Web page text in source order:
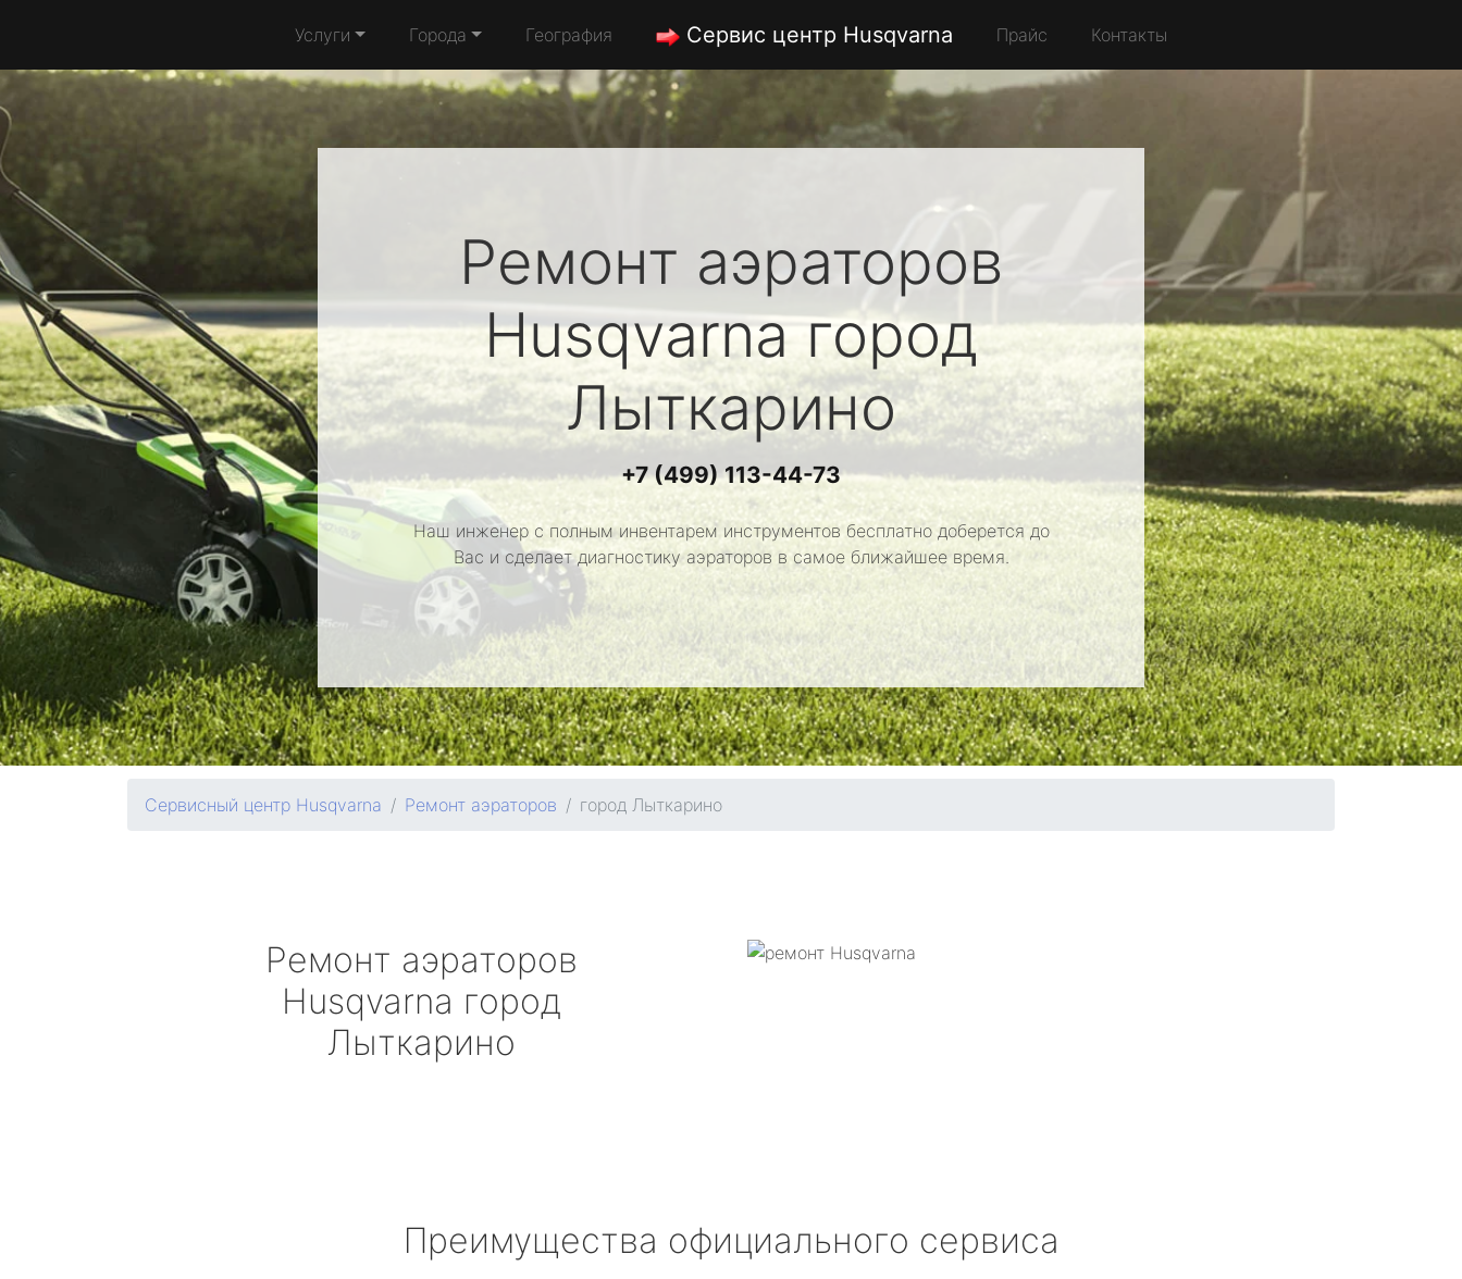
Услуги Города География Сервис центр Husqvarna Прайс Контакты
Ремонт аэраторов
Husqvarnaгород
Лыткарино
+7 (499) 113-44-73
Наш инженер с полным инвентарем инструментов бесплатно доберется до
Вас и сделает диагностику аэраторов в самое ближайшее время.
Сервисный центр Husqvarna Ремонт аэраторов город Лыткарино
Ремонт аэраторов
Husqvarna город
Лыткарино
Преимущества официального сервиса